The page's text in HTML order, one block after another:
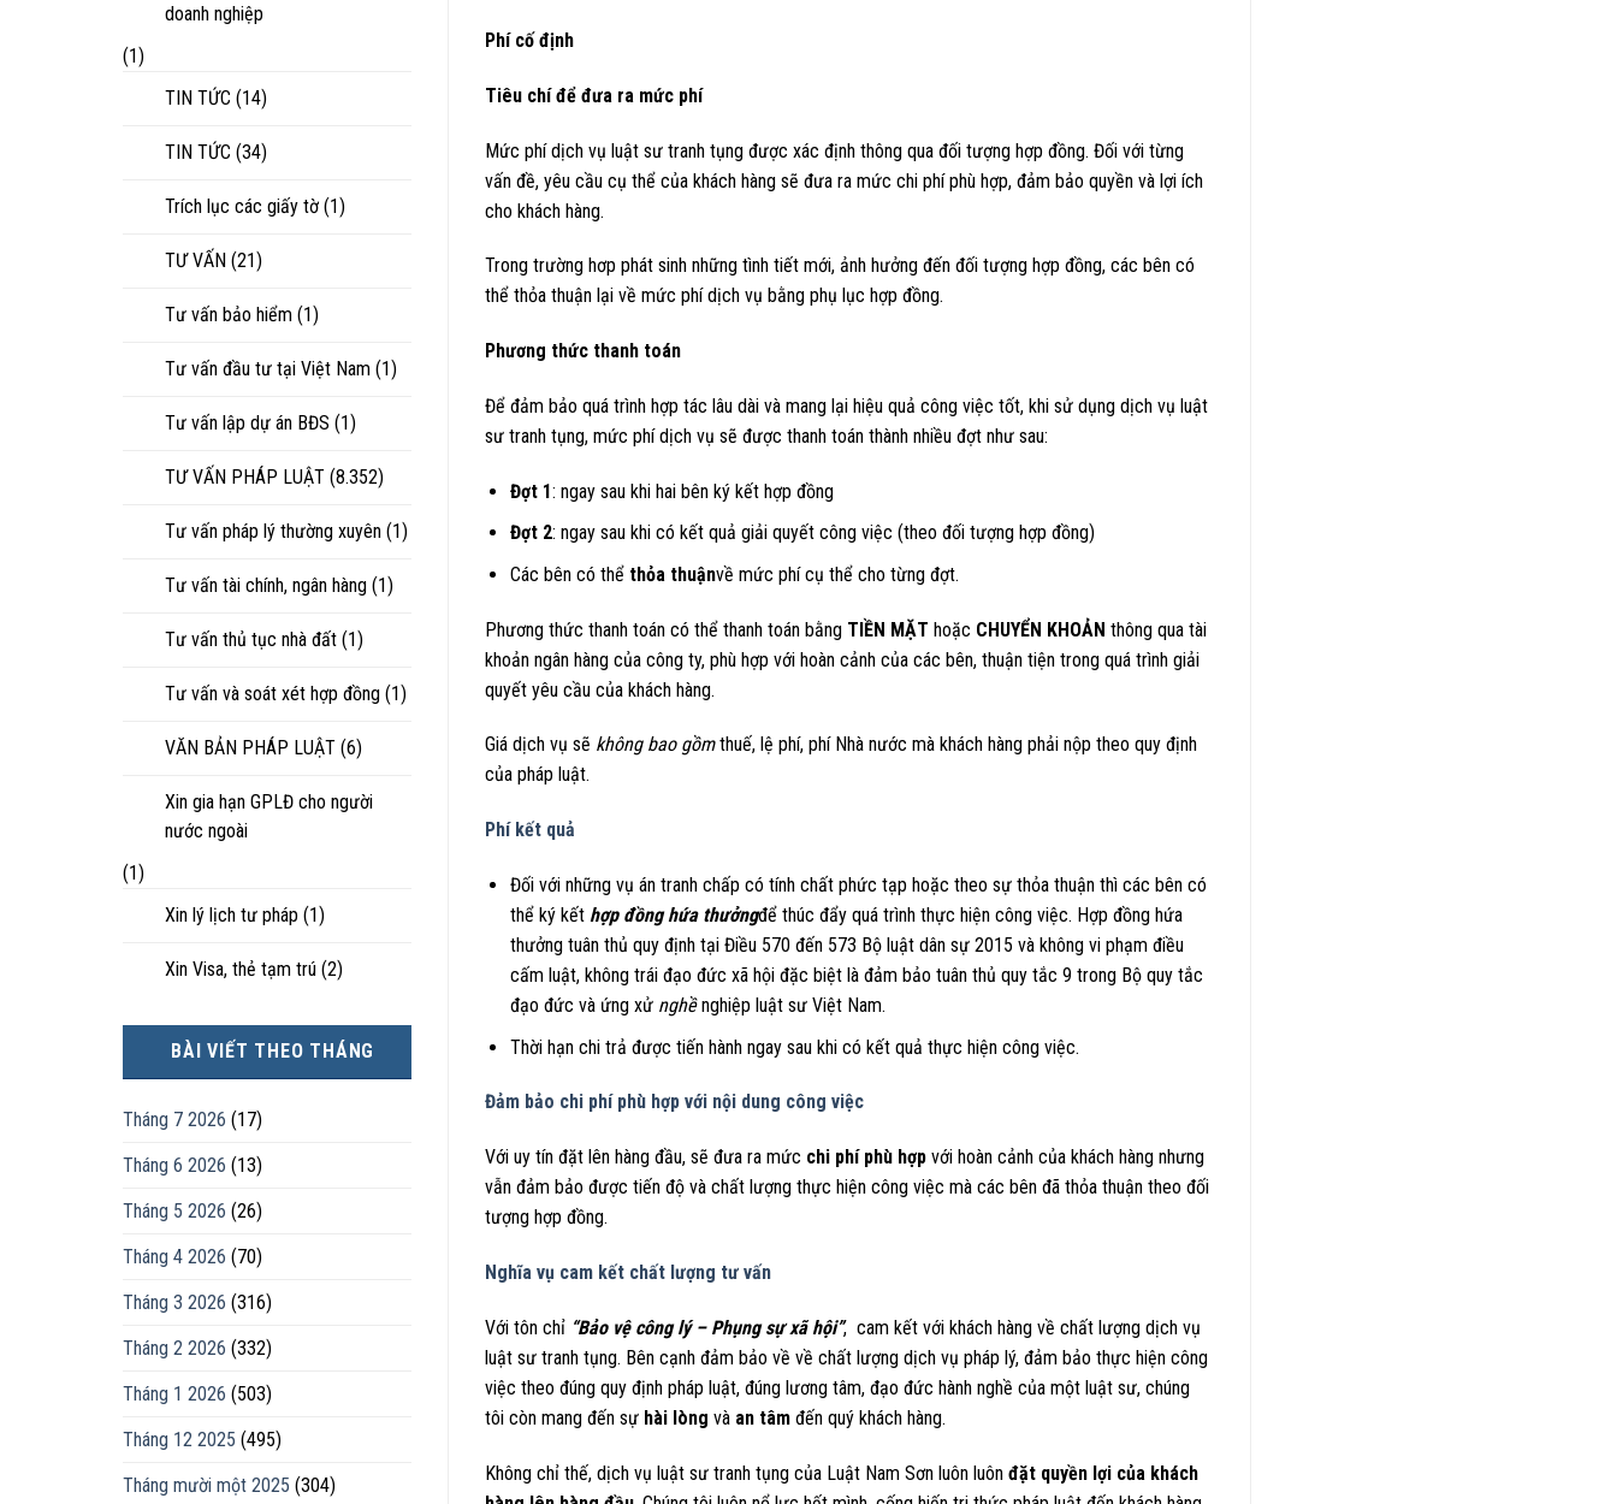
doanh nghiệp
(1)
TIN TỨC (14)
TIN TỨC (34)
Trích lục các giấy tờ (1)
TƯ VẤN (21)
Tư vấn bảo hiểm (1)
Tư vấn đầu tư tại Việt Nam (1)
Tư vấn lập dự án BĐS (1)
TƯ VẤN PHÁP LUẬT (8.352)
Tư vấn pháp lý thường xuyên (1)
Tư vấn tài chính, ngân hàng (1)
Tư vấn thủ tục nhà đất (1)
Tư vấn và soát xét hợp đồng (1)
VĂN BẢN PHÁP LUẬT (6)
Xin gia hạn GPLĐ cho người
nước ngoài
(1)
Xin lý lịch tư pháp (1)
Xin Visa, thẻ tạm trú (2)
BÀI VIẾT THEO THÁNG
Tháng 7 2026 (17)
Tháng 6 2026 (13)
Tháng 5 2026 (26)
Tháng 4 2026 (70)
Tháng 3 2026 (316)
Tháng 2 2026 (332)
Tháng 1 2026 (503)
Tháng 12 2025 (495)
Tháng mười một 2025 (304)
Phí cố định
Tiêu chí để đưa ra mức phí
Mức phí dịch vụ luật sư tranh tụng được xác định thông qua đối tượng hợp đồng. Đối với từng
vấn đề, yêu cầu cụ thể của khách hàng sẽ đưa ra mức chi phí phù hợp, đảm bảo quyền và lợi ích
cho khách hàng.
Trong trường hơp phát sinh những tình tiết mới, ảnh hưởng đến đối tượng hợp đồng, các bên có
thể thỏa thuận lại về mức phí dịch vụ bằng phụ lục hợp đồng.
Phương thức thanh toán
Để đảm bảo quá trình hợp tác lâu dài và mang lại hiệu quả công việc tốt, khi sử dụng dịch vụ luật
sư tranh tụng, mức phí dịch vụ sẽ được thanh toán thành nhiều đợt như sau:
Đợt 1: ngay sau khi hai bên ký kết hợp đồng
Đợt 2: ngay sau khi có kết quả giải quyết công việc (theo đối tượng hợp đồng)
Các bên có thể thỏa thuậnvề mức phí cụ thể cho từng đợt.
Phương thức thanh toán có thể thanh toán bằng TIỀN MẶT hoặc CHUYỂN KHOẢN thông qua tài
khoản ngân hàng của công ty, phù hợp với hoàn cảnh của các bên, thuận tiện trong quá trình giải
quyết yêu cầu của khách hàng.
Giá dịch vụ sẽ không bao gồmthuế, lệ phí, phí Nhà nước mà khách hàng phải nộp theo quy định
của pháp luật.
Phí kết quả
Đối với những vụ án tranh chấp có tính chất phức tạp hoặc theo sự thỏa thuận thì các bên có
thể ký kết hợp đồng hứa thưởngđể thúc đẩy quá trình thực hiện công việc. Hợp đồng hứa
thưởng tuân thủ quy định tại Điều 570 đến 573 Bộ luật dân sự 2015 và không vi phạm điều
cấm luật, không trái đạo đức xã hội đặc biệt là đảm bảo tuân thủ quy tắc 9 trong Bộ quy tắc
đạo đức và ứng xử nghềnghiệp luật sư Việt Nam.
Thời hạn chi trả được tiến hành ngay sau khi có kết quả thực hiện công việc.
Đảm bảo chi phí phù hợp với nội dung công việc
Với uy tín đặt lên hàng đầu, sẽ đưa ra mức chi phí phù hợp với hoàn cảnh của khách hàng nhưng
vẫn đảm bảo được tiến độ và chất lượng thực hiện công việc mà các bên đã thỏa thuận theo đối
tượng hợp đồng.
Nghĩa vụ cam kết chất lượng tư vấn
Với tôn chỉ “Bảo vệ công lý – Phụng sự xã hội”, cam kết với khách hàng về chất lượng dịch vụ
luật sư tranh tụng. Bên cạnh đảm bảo về về chất lượng dịch vụ pháp lý, đảm bảo thực hiện công
việc theo đúng quy định pháp luật, đúng lương tâm, đạo đức hành nghề của một luật sư, chúng
tôi còn mang đến sự hài lòng và an tâm đến quý khách hàng.
Không chỉ thế, dịch vụ luật sư tranh tụng của Luật Nam Sơn luôn luôn đặt quyền lợi của khách